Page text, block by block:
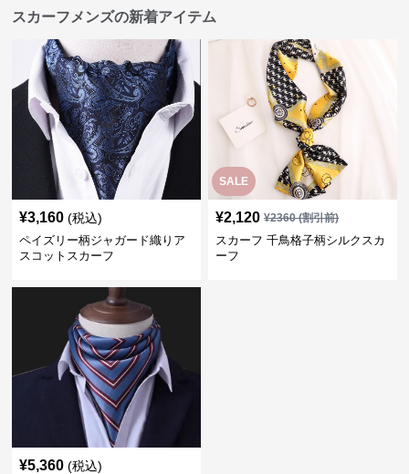
スカーフメンズの新着アイテム
¥3,160 (税込)
ペイズリー柄ジャガード織りア
スコットスカーフ
SALE
¥2,120 ¥2360(割引前)
スカーフ 千鳥格子柄シルクスカ
ーフ
¥5,360 (税込)